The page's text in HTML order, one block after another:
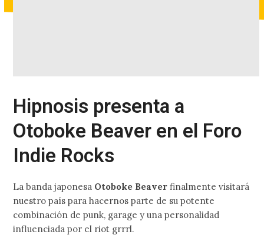
Hipnosis presenta a
Otoboke Beaver en el Foro
Indie Rocks
La banda japonesa Otoboke Beaver finalmente visitará
nuestro país para hacernos parte de su potente
combinación de punk, garage y una personalidad
influenciada por el riot grrrl.